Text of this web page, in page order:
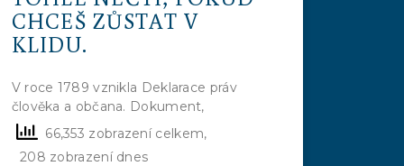
CHCEŠ ZŮSTAT V
KLIDU.
V roce 1789 vznikla Deklarace práv
člověka a občana. Dokument,
66,353 zobrazení celkem,
208 zobrazení dnes